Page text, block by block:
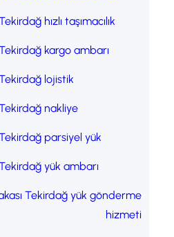
hızlı taşımacılık
kargo ambarı
lojistik
nakliye
parsiyel yük
yük ambarı
Tekirdağ yük gönderme
hizmeti